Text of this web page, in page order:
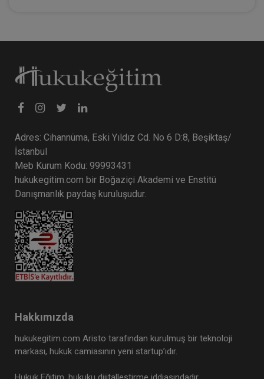
Adres: Cihannüma, Eski Yıldız Cd. No 6 D:8, Beşiktaş/
İstanbul
Meb Kurum Kodu: 99993431
hukukegitim.com bir Boğaziçi Akademi ve Enstitü
Danışmanlık paydaş kuruluşudur.
Hakkımızda
hukukegitim.com Aristo tarafından kurulmuş bir teknoloji
markası, hukuk camiasının yeni startup’ıdır.